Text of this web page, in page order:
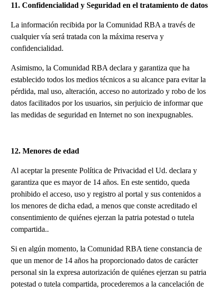
11. Confidencialidad y Seguridad en el tratamiento de datos
La información recibida por la Comunidad RBA a través de
cualquier vía será tratada con la máxima reserva y
confidencialidad.
Asimismo, la Comunidad RBA declara y garantiza que ha
establecido todos los medios técnicos a su alcance para evitar la
pérdida, mal uso, alteración, acceso no autorizado y robo de los
datos facilitados por los usuarios, sin perjuicio de informar que
las medidas de seguridad en Internet no son inexpugnables.
12. Menores de edad
Al aceptar la presente Política de Privacidad el Ud. declara y
garantiza que es mayor de 14 años. En este sentido, queda
prohibido el acceso, uso y registro al portal y sus contenidos a
los menores de dicha edad, a menos que conste acreditado el
consentimiento de quiénes ejerzan la patria potestad o tutela
compartida..
Si en algún momento, la Comunidad RBA tiene constancia de
que un menor de 14 años ha proporcionado datos de carácter
personal sin la expresa autorización de quiénes ejerzan su patria
potestad o tutela compartida, procederemos a la cancelación de